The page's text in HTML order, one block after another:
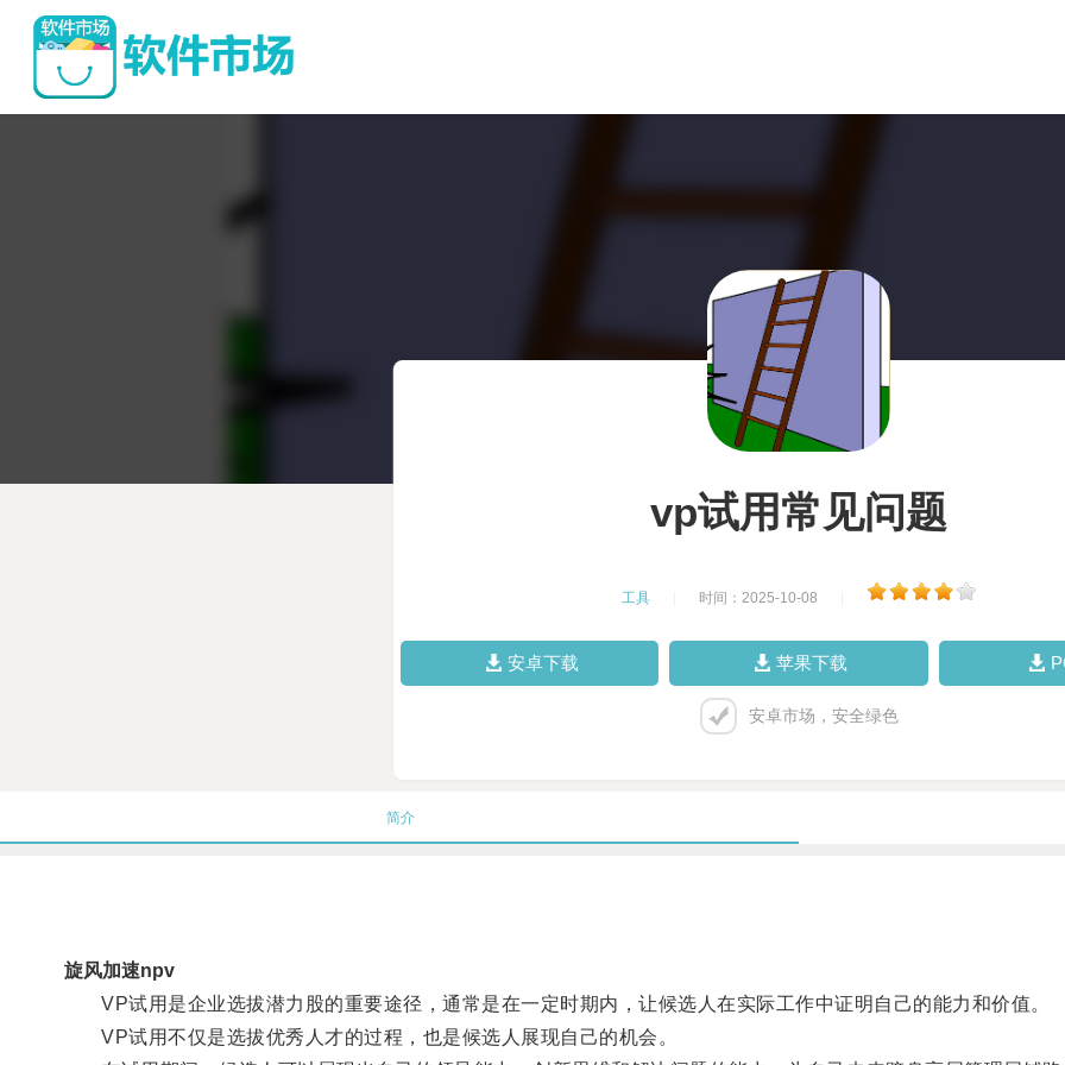
vp试用常见问题
工具 时间：2025-10-08
安卓下载 苹果下载
安卓市场，安全绿色
简介
旋风加速npv
VP试用是企业选拔潜力股的重要途径，通常是在一定时期内，让候选人在实际工作中证明自己的能力和价值。
VP试用不仅是选拔优秀人才的过程，也是候选人展现自己的机会。